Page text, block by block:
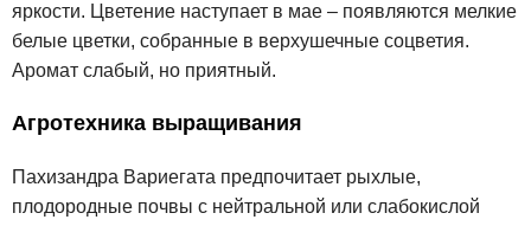
яркости. Цветение наступает в мае – появляются мелкие
белые цветки, собранные в верхушечные соцветия.
Аромат слабый, но приятный.
Агротехника выращивания
Пахизандра Вариегата предпочитает рыхлые,
плодородные почвы с нейтральной или слабокислой